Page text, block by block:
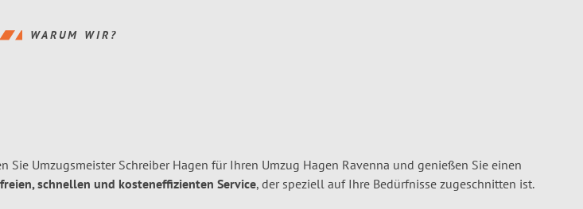
WARUM WIR?
Sie Umzugsmeister Schreiber Hagen für Ihren Umzug Hagen Ravenna und genießen Sie einen
schnellen und kosteneffizienten Service, der speziell auf Ihre Bedürfnisse zugeschnitten ist.